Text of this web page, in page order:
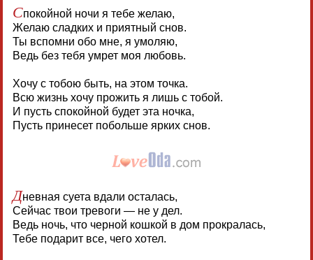
Спокойной ночи я тебе желаю,
Желаю сладких и приятный снов.
Ты вспомни обо мне, я умоляю,
Ведь без тебя умрет моя любовь.
Хочу с тобою быть, на этом точка.
Всю жизнь хочу прожить я лишь с тобой.
И пусть спокойной будет эта ночка,
Пусть принесет побольше ярких снов.
Дневная суета вдали осталась,
Сейчас твои тревоги — не у дел.
Ведь ночь, что черной кошкой в дом прокралась,
Тебе подарит все, чего хотел.